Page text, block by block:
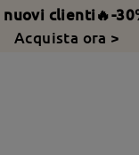
nuovi clienti🔥-
Acquista ora >